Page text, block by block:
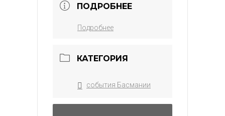
ПОДРОБНЕЕ
Подробнее
КАТЕГОРИЯ
события Басмании